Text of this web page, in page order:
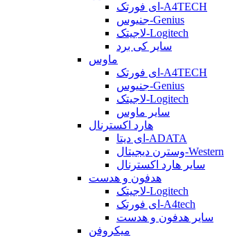
ای فورتک-A4TECH
جنیوس-Genius
لاجیتک-Logitech
سایر کی برد
ماوس
ای فورتک-A4TECH
جنیوس-Genius
لاجیتک-Logitech
سایر ماوس
هارد اکسترنال
ای دیتا-ADATA
وسترن دیجیتال-Western
سایر هارد اکسترنال
هدفون و هدست
لاجیتک-Logitech
ای فورتک-A4tech
سایر هدفون و هدست
میکروفن